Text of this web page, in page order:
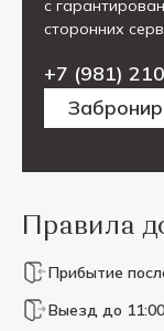
с
сторонних
+7 (981)
Правила
Прибытие
Выезд до 11:00